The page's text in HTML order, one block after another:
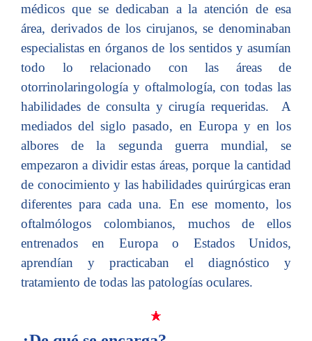
médicos que se dedicaban a la atención de esa
área, derivados de los cirujanos, se denominaban
especialistas en órganos de los sentidos y asumían
todo lo relacionado con las áreas de
otorrinolaringología y oftalmología, con todas las
habilidades de consulta y cirugía requeridas. A
mediados del siglo pasado, en Europa y en los
albores de la segunda guerra mundial, se
empezaron a dividir estas áreas, porque la cantidad
de conocimiento y las habilidades quirúrgicas eran
diferentes para cada una. En ese momento, los
oftalmólogos colombianos, muchos de ellos
entrenados en Europa o Estados Unidos,
aprendían y practicaban el diagnóstico y
tratamiento de todas las patologías oculares.